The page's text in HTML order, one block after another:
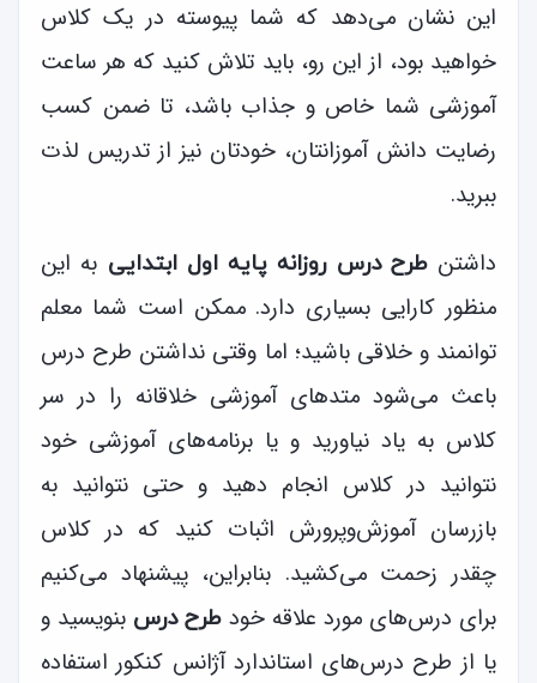
این نشان می‌دهد که شما پیوسته در یک کلاس
خواهید بود، از این رو، باید تلاش کنید که هر ساعت
آموزشی شما خاص و جذاب باشد، تا ضمن کسب
رضایت دانش آموزانتان، خودتان نیز از تدریس لذت
ببرید.
داشتنطرح درس روزانه پایه اول ابتدایی به این
منظور کارایی بسیاری دارد. ممکن است شما معلم
توانمند و خلاقی باشید؛ اما وقتی نداشتن طرح درس
باعث می‌شود متدهای آموزشی خلاقانه را در سر
کلاس به یاد نیاورید و یا برنامه‌های آموزشی خود
نتوانید در کلاس انجام دهید و حتی نتوانید به
بازرسان آموزش‌وپرورش اثبات کنید که در کلاس
چقدر زحمت می‌کشید. بنابراین، پیشنهاد می‌کنیم
برای درس‌های مورد علاقه خود طرح درس بنویسید و
یا از طرح درس‌های استاندارد آژانس کنکور استفاده